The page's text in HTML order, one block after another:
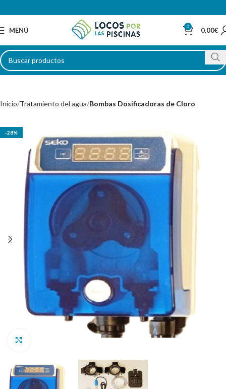
MENÚ 0 0,00€
Inicio Tratamiento del agua Bombas Dosificadoras de Cloro
-28%